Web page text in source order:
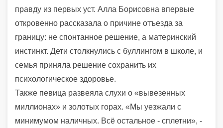
правду из первых уст. Алла Борисовна впервые
откровенно рассказала о причине отъезда за
границу: не спонтанное решение, а материнский
инстинкт. Дети столкнулись с буллингом в школе, и
семья приняла решение сохранить их
психологическое здоровье.
Также певица развеяла слухи о «вывезенных
миллионах» и золотых горах. «Мы уезжали с
минимумом наличных. Всё остальное - сплетни», -